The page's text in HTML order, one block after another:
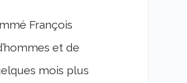
François
et de
mois plus